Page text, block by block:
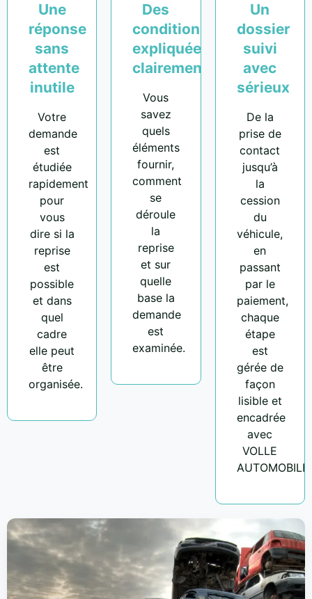
Une
réponse
sans
attente
inutile
Votre
demande
est
étudiée
rapidement
pour
vous
dire si la
reprise
est
possible
et dans
quel
cadre
elle peut
être
organisée.
Des
conditions
expliquées
clairement
Vous
savez
quels
éléments
fournir,
comment
se
déroule
la
reprise
et sur
quelle
base la
demande
est
examinée.
Un
dossier
suivi
avec
sérieux
De la
prise de
contact
jusqu’à
la
cession
du
véhicule,
en
passant
par le
paiement,
chaque
étape
est
gérée de
façon
lisible et
encadrée
avec
VOLLE
AUTOMOBILE.